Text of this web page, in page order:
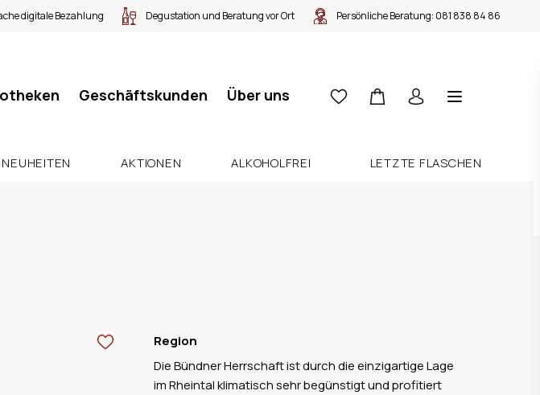
digitale Bezahlung Degustation und Beratung vor Ort Persönliche Beratung: 081 838 84 86
Geschäftskunden Über uns
NEUHEITEN AKTIONEN ALKOHOLFREI LETZTE FLASCHEN
Region
Die Bündner Herrschaft ist durch die einzigartige Lage
im Rheintal klimatisch sehr begünstigt und profitiert